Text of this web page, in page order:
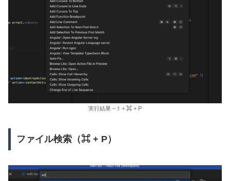
実行結果 – ⇧ + ⌘ + P
ファイル検索（⌘ + P）